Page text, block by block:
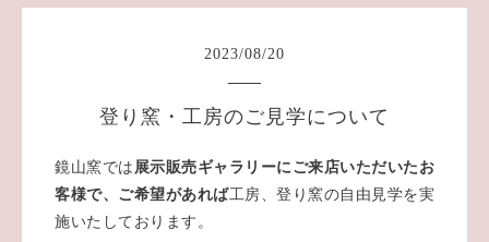
2023/08/20
登り窯・工房のご見学について
鏡山窯では 展示販売ギャラリーにご来店いただいたお
客様で、ご希望があれば工房、登り窯の自由見学を実
施いたしております。